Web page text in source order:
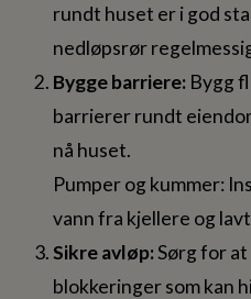
rundt huset er i god
nedløpsrør
Bygge barriere: Bygg
barrierer rundt
nå huset.
Pumper og kummer:
vann fra kjellere og
Sikre avløp:Sørg for
blokkeringer som kan